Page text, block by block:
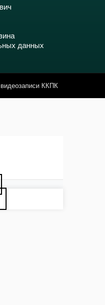
данных
ККПК